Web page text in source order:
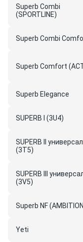
Superb Combi
(SPORTLINE)
Superb Combi
Superb Comfort
Superb Elegance
SUPERB I (3U4)
SUPERB II универсал
(3T5)
SUPERB III
(3V5)
Superb NF
Yeti